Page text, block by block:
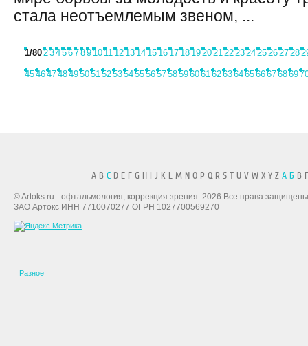
стала неотъемлемым звеном, ...
1/802345678910111213141516171819202122232425262728
45464748495051525354555657585960616263646566676869
A B CD E F G H I J K L M N O P Q R S T U V W X Y Z А БВ
© Artoks.ru - офтальмология, коррекция зрения. 2026 Все права
ЗАО Артокс ИНН 7710070277 ОГРН 1027700569270
Разное